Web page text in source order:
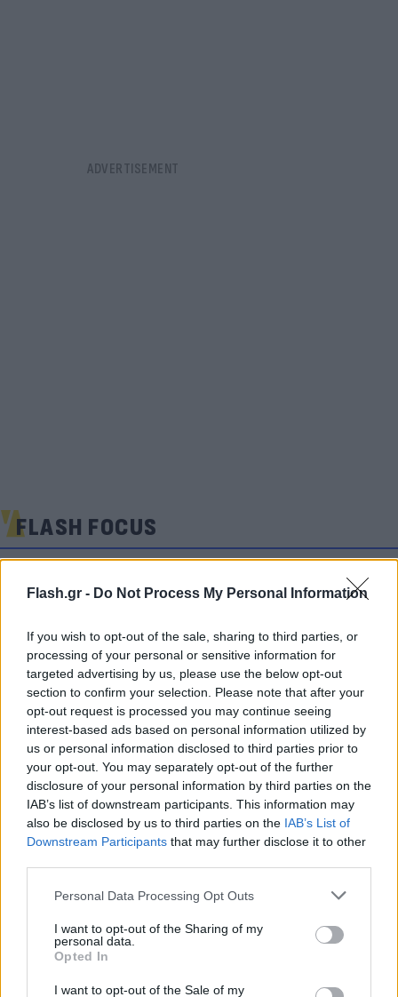
Flash.gr - Do Not Process My Personal Information
If you wish to opt-out of the sale, sharing to third parties, or
processing of your personal or sensitive information for
targeted advertising by us, please use the below opt-out
section to confirm your selection. Please note that after your
opt-out request is processed you may continue seeing
interest-based ads based on personal information utilized by
us or personal information disclosed to third parties prior to
your opt-out. You may separately opt-out of the further
disclosure of your personal information by third parties on the
IAB’s list of downstream participants. This information may
also be disclosed by us to third parties on the IAB’s List of
Downstream Participants that may further disclose it to other
Please note that this website/app uses one or more Google
not limited to your visit or usage behaviour. You may click to
grant or deny consent to Google and its third-party tags to
use your data for below specified purposes in below Google
consent section.
Personal Data Processing Opt Outs
I want to opt-out of the Sharing of my
personal data.
Opted In
I want to opt-out of the Sale of my
FLASH FOCUS
Συγκλονιστικό βίντεο στον Κουβαρά: